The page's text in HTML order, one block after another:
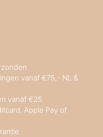
vanaf €75,- NL &
vanaf €25
Apple Pay of